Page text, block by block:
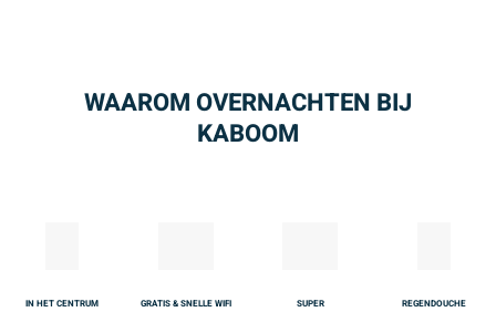
WAAROM OVERNACHTEN BIJ
KABOOM
IN HET CENTRUM GRATIS & SNELLE WIFI SUPER REGENDOUCHE